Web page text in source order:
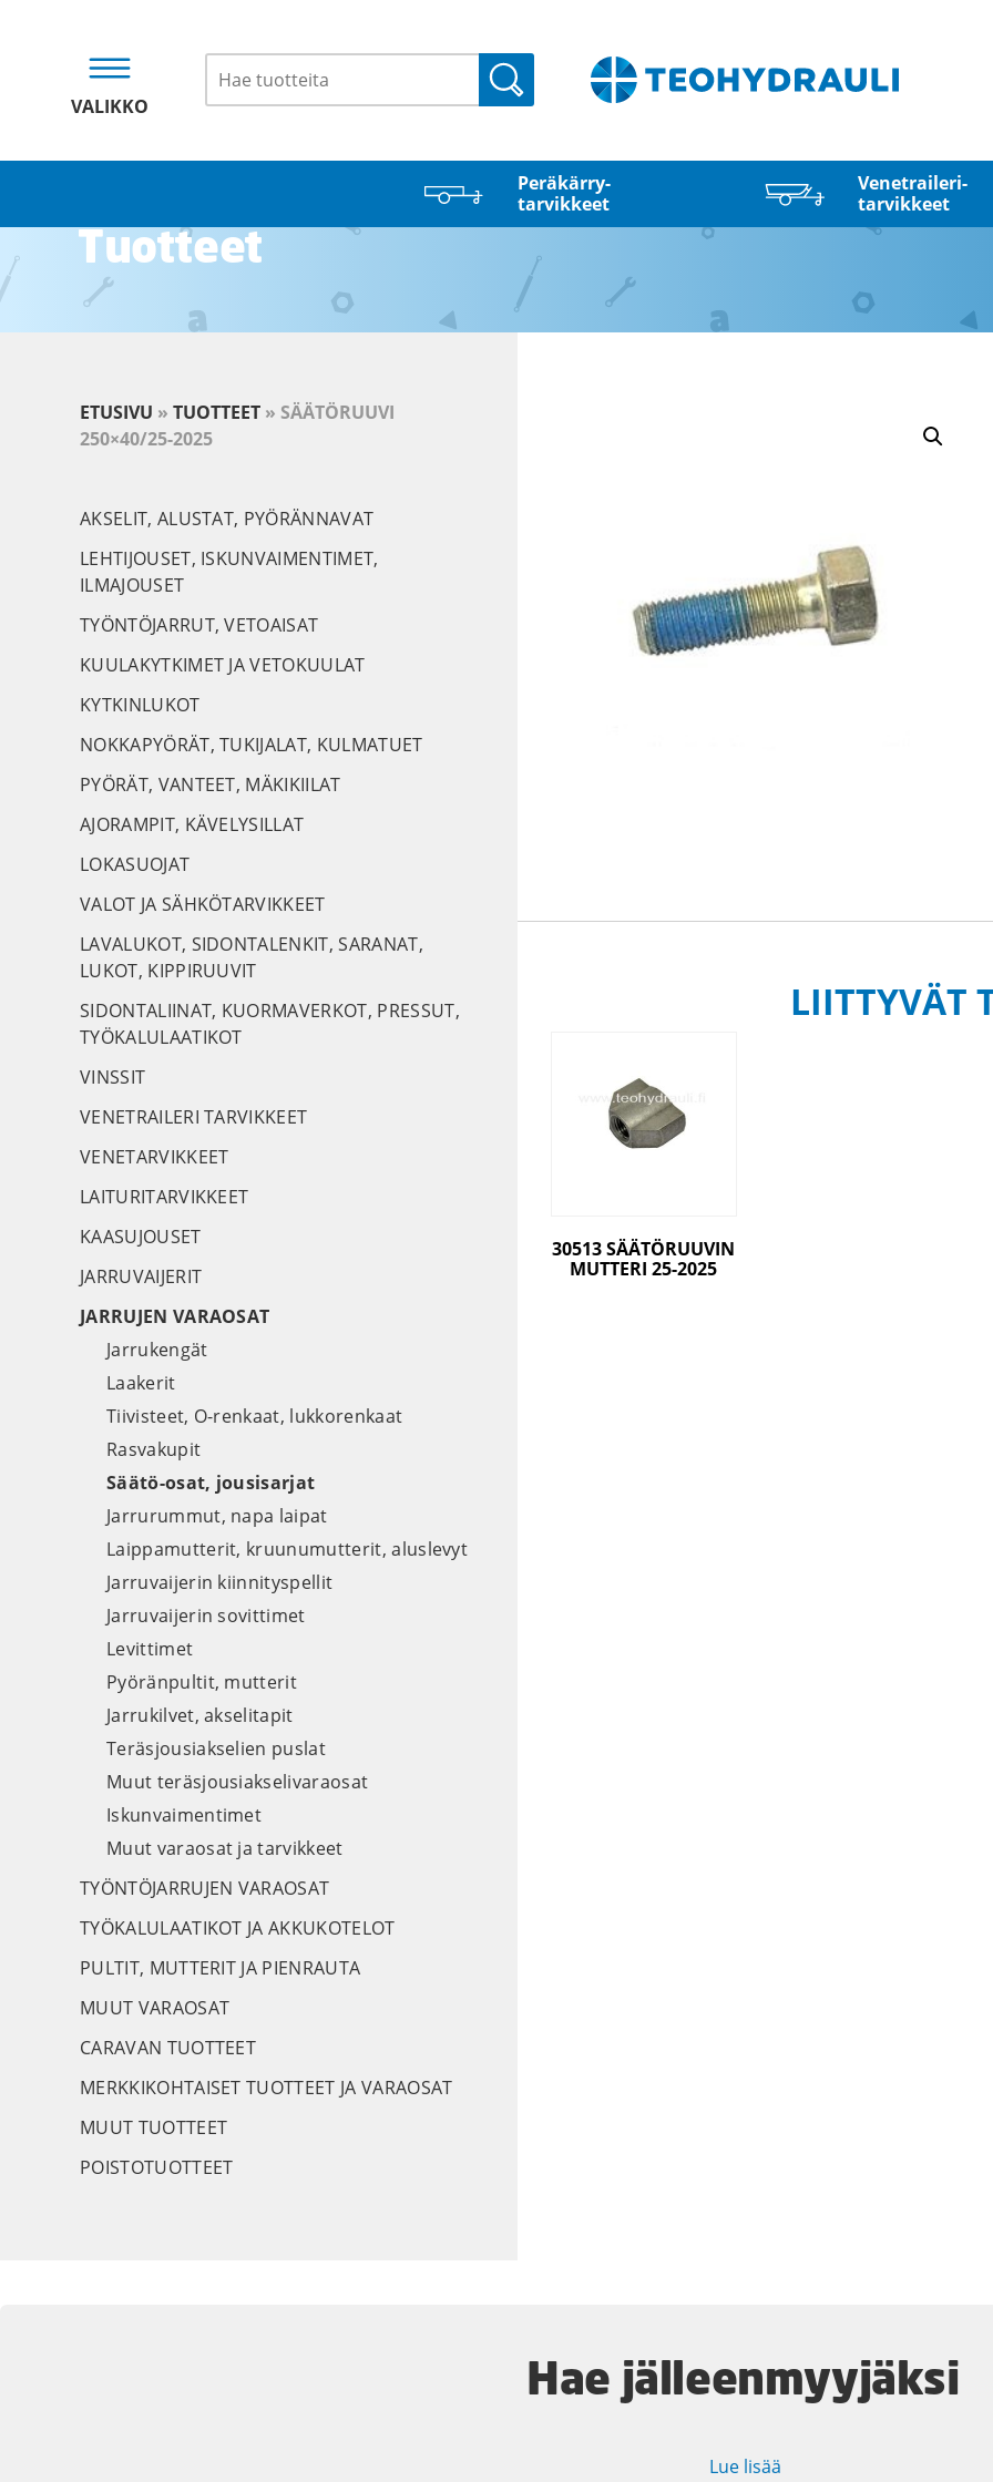
VALIKKO
Haku
Peräkärry­
tarvikkeet
Venetraileri­
tarvikkeet
Tuotteet
LIITTYVÄT
30513 SÄÄTÖRUUVIN
MUTTERI 25-2025
ETUSIVU » TUOTTEET » SÄÄTÖRUUVI
250×40/25-2025
AKSELIT, ALUSTAT, PYÖRÄNNAVAT
LEHTIJOUSET, ISKUNVAIMENTIMET,
ILMAJOUSET
TYÖNTÖJARRUT, VETOAISAT
KUULAKYTKIMET JA VETOKUULAT
KYTKINLUKOT
NOKKAPYÖRÄT, TUKIJALAT, KULMATUET
PYÖRÄT, VANTEET, MÄKIKIILAT
AJORAMPIT, KÄVELYSILLAT
LOKASUOJAT
VALOT JA SÄHKÖTARVIKKEET
LAVALUKOT, SIDONTALENKIT, SARANAT,
LUKOT, KIPPIRUUVIT
SIDONTALIINAT, KUORMAVERKOT, PRESSUT,
TYÖKALULAATIKOT
VINSSIT
VENETRAILERI TARVIKKEET
VENETARVIKKEET
LAITURITARVIKKEET
KAASUJOUSET
JARRUVAIJERIT
JARRUJEN VARAOSAT
Jarrukengät
Laakerit
Tiivisteet, O-renkaat, lukkorenkaat
Rasvakupit
Säätö-osat, jousisarjat
Jarrurummut, napa laipat
Laippamutterit, kruunumutterit, aluslevyt
Jarruvaijerin kiinnityspellit
Jarruvaijerin sovittimet
Levittimet
Pyöränpultit, mutterit
Jarrukilvet, akselitapit
Teräsjousiakselien puslat
Muut teräsjousiakselivaraosat
Iskunvaimentimet
Muut varaosat ja tarvikkeet
TYÖNTÖJARRUJEN VARAOSAT
TYÖKALULAATIKOT JA AKKUKOTELOT
PULTIT, MUTTERIT JA PIENRAUTA
MUUT VARAOSAT
CARAVAN TUOTTEET
MERKKIKOHTAISET TUOTTEET JA VARAOSAT
MUUT TUOTTEET
POISTOTUOTTEET
Hae jälleenmyyjäksi
Lue lisää